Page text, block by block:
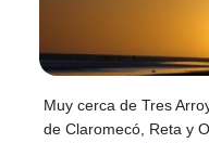
Muy cerca de Tres
de Claromecó, Reta y